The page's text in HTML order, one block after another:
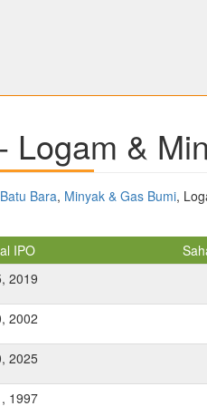
Logam &
Batu Bara, Minyak & Gas Bumi,
IPO
2019
2002
2025
1997